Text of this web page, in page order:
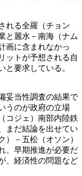
れる全羅（チョン
と麗水－南海（ナム
画に含まれなかっ
ットが予想される自
と要求している。
妥当性調査の結果で
うのが政府の立場
コジェ）南部内陸鉄
まだ結論を出せてい
）－五松（オソン）
、早期推進が必要だ
、経済性の問題など